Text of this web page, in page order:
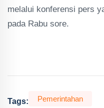
melalui konferensi pers
pada Rabu sore.
Tags: Pemerintahan